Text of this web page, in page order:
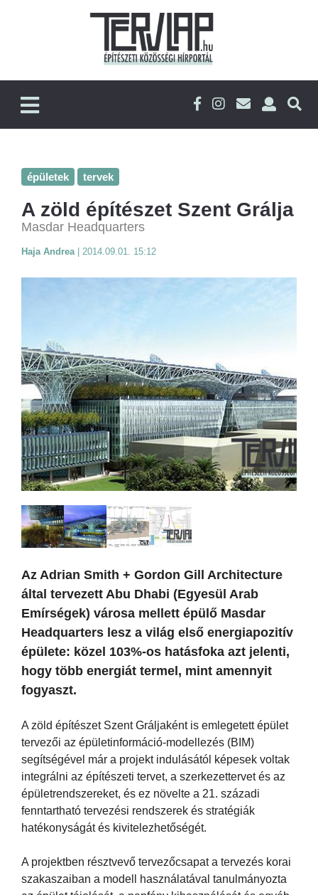
épületek tervek
A zöld építészet Szent Grálja
Masdar Headquarters
Haja Andrea 2014.09.01. 15:12
Az Adrian Smith + Gordon Gill Architecture
által tervezett Abu Dhabi (Egyesül Arab
Emírségek) városa mellett épülő Masdar
Headquarters lesz a világ első energiapozitív
épülete: közel 103%-os hatásfoka azt jelenti,
hogy több energiát termel, mint amennyit
fogyaszt.
A zöld építészet Szent Gráljaként is emlegetett épület
tervezői az épületinformáció-modellezés (BIM)
segítségével már a projekt indulásától képesek voltak
integrálni az építészeti tervet, a szerkezettervet és az
épületrendszereket, és ez növelte a 21. századi
fenntartható tervezési rendszerek és stratégiák
hatékonyságát és kivitelezhetőségét.
A projektben résztvevő tervezőcsapat a tervezés korai
szakaszaiban a modell használatával tanulmányozta